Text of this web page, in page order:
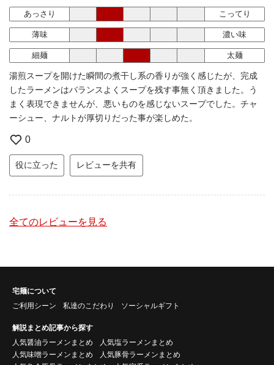
あっさり こってり
薄味 濃い味
細麺 太麺
湯煎スープを開けた瞬間の煮干し系の香りが強く感じたが、完成
したラーメンはバランスよくスープを残す事無く頂きました。う
まく表現できませんが、悪いものを感じないスープでした。チャ
ーシュー、ナルトが厚切りだった事が楽しめた。
0
役に立った レビューを共有
全てのレビューを見る
宅麺について
ご利用シーン
私達のこだわり ソーシャルギフト
解説まとめ記事から探す
人気醤油ラーメンまとめ
人気塩ラーメンまとめ
人気味噌ラーメンまとめ
人気豚骨ラーメンまとめ